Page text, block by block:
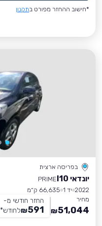
*חישוב ההחזר מפורט בתקנון
בפריסה ארצית
יונדאי I10
PRIME
2022 יד 1
66,635 ק״מ
מחיר
51,044
₪
החזר חודשי מ-
591
₪לחודש*